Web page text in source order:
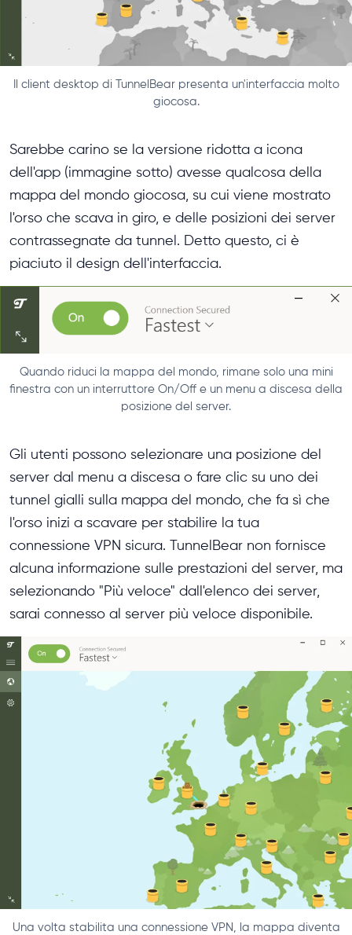
Il client desktop di TunnelBear presenta un'interfaccia molto
giocosa.
Sarebbe carino se la versione ridotta a icona
dell'app (immagine sotto) avesse qualcosa della
mappa del mondo giocosa, su cui viene mostrato
l'orso che scava in giro, e delle posizioni dei server
contrassegnate da tunnel. Detto questo, ci è
piaciuto il design dell'interfaccia.
Quando riduci la mappa del mondo, rimane solo una mini
finestra con un interruttore On/Off e un menu a discesa della
posizione del server.
Gli utenti possono selezionare una posizione del
server dal menu a discesa o fare clic su uno dei
tunnel gialli sulla mappa del mondo, che fa sì che
l'orso inizi a scavare per stabilire la tua
connessione VPN sicura. TunnelBear non fornisce
alcuna informazione sulle prestazioni del server, ma
selezionando "Più veloce" dall'elenco dei server,
sarai connesso al server più veloce disponibile.
Una volta stabilita una connessione VPN, la mappa diventa